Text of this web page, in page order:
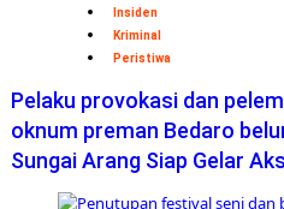
Insiden
Kriminal
Peristiwa
Pelaku provokasi dan
oknum preman Bedaro
Sungai Arang Siap Gelar